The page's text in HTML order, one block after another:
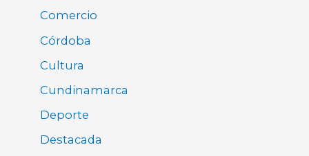
Comercio
Córdoba
Cultura
Cundinamarca
Deporte
Destacada